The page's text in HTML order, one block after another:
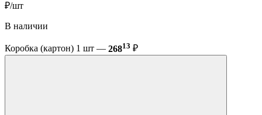
₽/шт
В наличии
Коробка (картон) 1 шт — 26813 ₽